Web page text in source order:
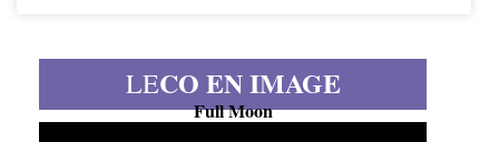
LECO EN IMAGE
Full Moon